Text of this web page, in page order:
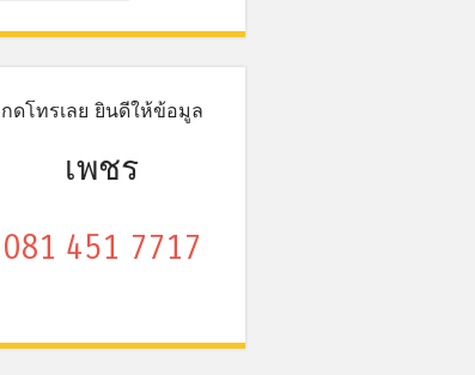
กดโทรเลย ยินดีให้ข้อมูล
เพชร
081 451 7717